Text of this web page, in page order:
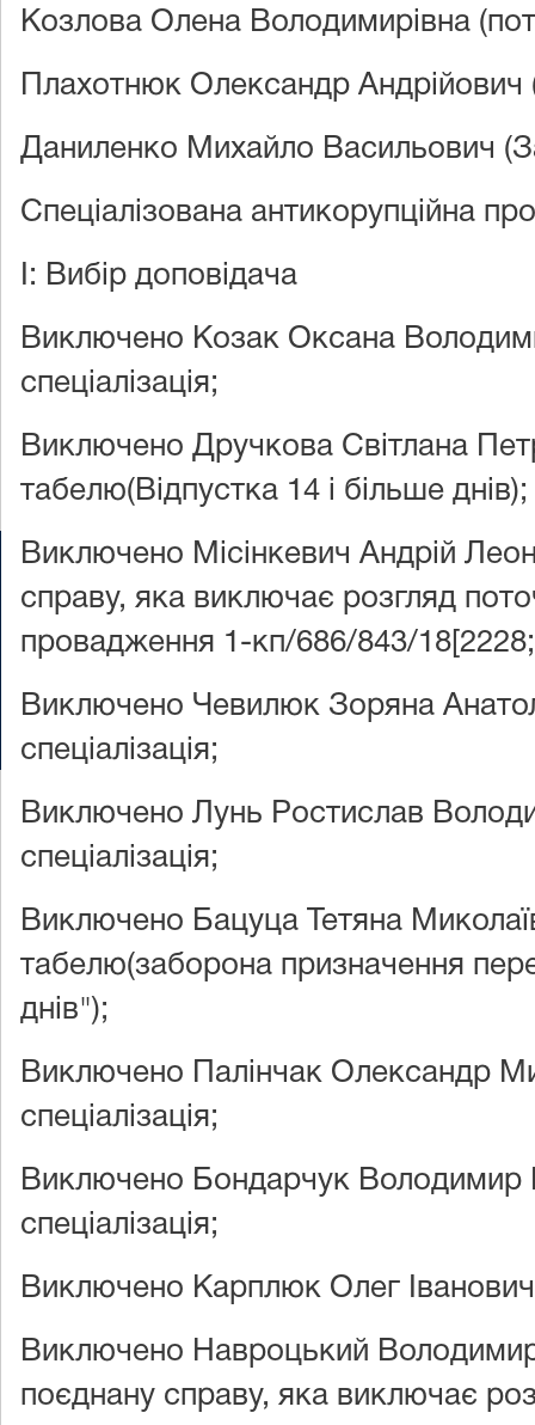
Козлова Олена Володимирівна
Плахотнюк Олександр Андрійович
Даниленко Михайло Васильович
Спеціалізована антикорупційна
I: Вибір доповідача
Виключено Козак Оксана
спеціалізація;
Виключено Дручкова Світлана
табелю(Відпустка 14 і більше днів);
Виключено Місінкевич Андрій
справу, яка виключає розгляд
провадження 1-кп/686/843/
Виключено Чевилюк Зоряна
спеціалізація;
Виключено Лунь Ростислав
спеціалізація;
Виключено Бацуца Тетяна
табелю(заборона призначення
днів");
Виключено Палінчак Олександр
спеціалізація;
Виключено Бондарчук Володимир
спеціалізація;
Виключено Карплюк Олег Іванович
Виключено Навроцький
поєднану справу, яка виключає
2026 © Всі права захищені
Судова влада Прес-центр Справи
v1.38.1